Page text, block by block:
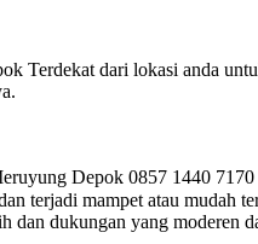
Terdekat dari lokasi anda
Depok 0857 1440
terjadi mampet atau mudah
dan dukungan yang moderen